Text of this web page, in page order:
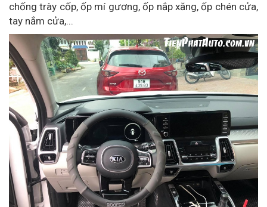
chống trày cốp, ốp mí gương, ốp nắp xăng, ốp chén cửa,
tay nắm cửa,...